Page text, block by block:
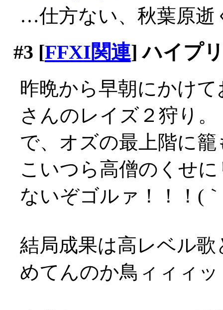
…仕方ない、秋葉原逝
#3 [FFXI関連] ハイプ
昨晩から早朝にかけ
さんのレイズ２狩り。
で、オズの最上階に
こいつら高僧のくせ
ないぞゴルァ！！！(
結局成果は高レベル
めてんのか鳥ィィィッ